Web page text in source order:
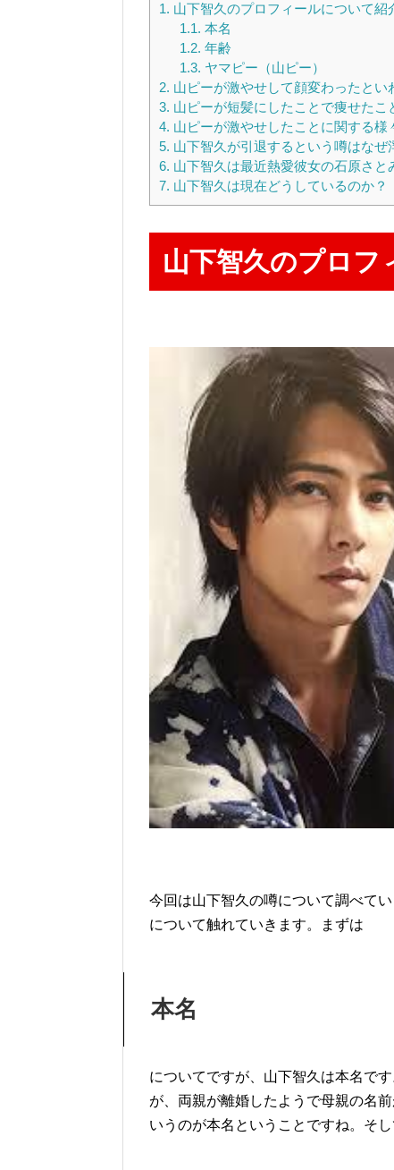
1. 山下智久のプロフィールについて紹
1.1. 本名
1.2. 年齢
1.3. ヤマピー（山ピー）
2. 山ピーが激やせして顔変わったとい
3. 山ピーが短髪にしたことで痩せたこ
4. 山ピーが激やせしたことに関する様
5. 山下智久が引退するという噂はなぜ
6. 山下智久は最近熱愛彼女の石原さと
7. 山下智久は現在どうしているのか？
山下智久のプロフ
今回は山下智久の噂について調べて
について触れていきます。まずは
本名
についてですが、山下智久は本名で
が、両親が離婚したようで母親の名
いうのが本名ということですね。そ